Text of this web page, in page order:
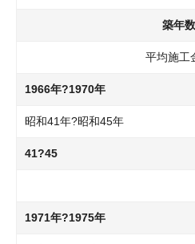
築年数
平均施工
1966年?1970年
昭和41年?昭和45年
41?45
1971年?1975年